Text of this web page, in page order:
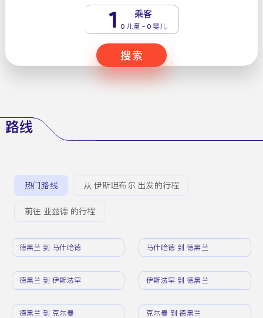
1 乘客
0 儿童 - 0 婴儿
搜索
路线
热门路线 从 伊斯坦布尔 出发的行程
前往 亚兹德 的行程
德黑兰 到 马什哈德 马什哈德 到 德黑兰
德黑兰 到 伊斯法罕 伊斯法罕 到 德黑兰
德黑兰 到 克尔曼 克尔曼 到 德黑兰